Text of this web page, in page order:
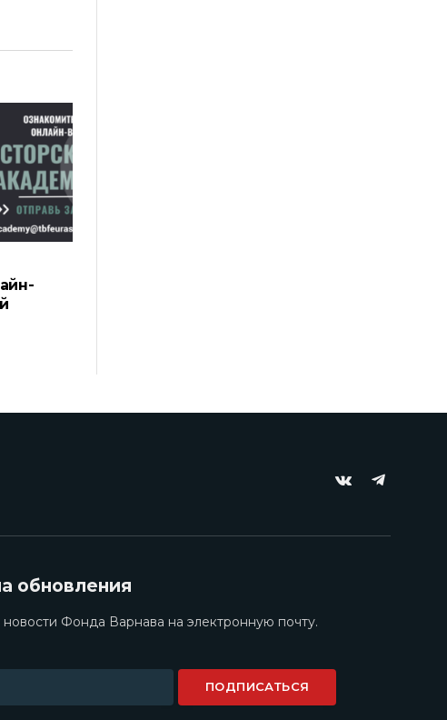
VKontakteTelegram
обновления
Фонда Варнава на электронную почту.
ПОДПИСАТЬСЯ